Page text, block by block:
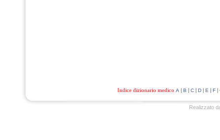
Indice dizionario medico A | B | C| D| E | F|
Realizzato